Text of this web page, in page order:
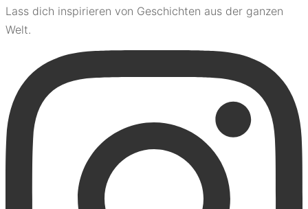
Lass dich inspirieren von Geschichten aus der ganzen
Welt.